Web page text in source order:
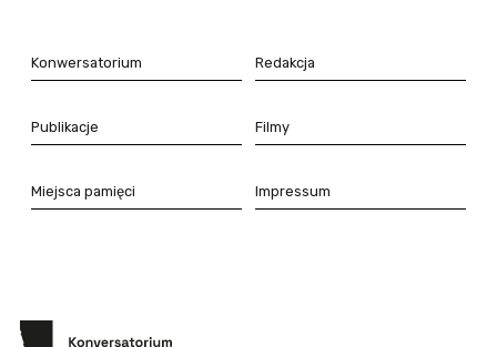
Konwersatorium Redakcja
Publikacje Filmy
Miejsca pamięci Impressum